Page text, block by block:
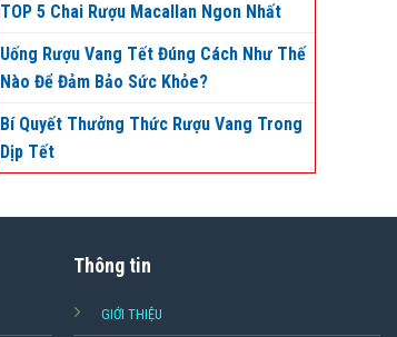
TOP 5 Chai Rượu Macallan Ngon Nhất
Uống Rượu Vang Tết Đúng Cách Như Thế
Nào Để Đảm Bảo Sức Khỏe?
Bí Quyết Thưởng Thức Rượu Vang Trong
Dịp Tết
Thông tin
GIỚI THIỆU